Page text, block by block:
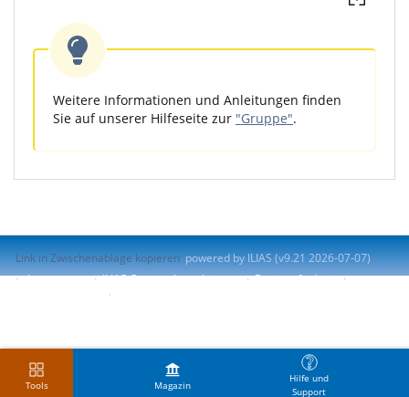
Tools Magazin
Hilfe und
Support
Weitere Informationen und Anleitungen finden
Sie auf unserer Hilfeseite zur "Gruppe".
Link in Zwischenablage kopieren powered by ILIAS (v9.21 2026-07-07)
Impressum
ILIAS-Support kontaktieren
Barrierefreiheit